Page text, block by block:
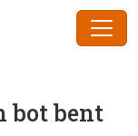
bot bent